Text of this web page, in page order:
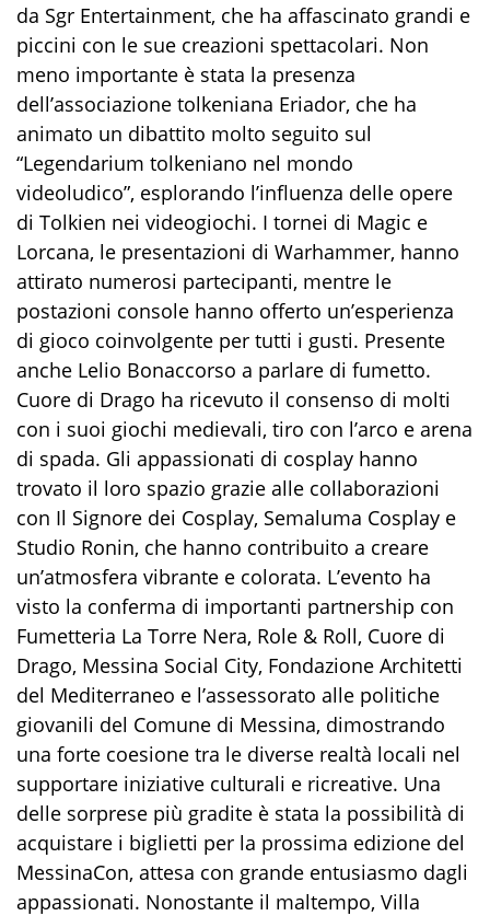
da Sgr Entertainment, che ha affascinato grandi e
piccini con le sue creazioni spettacolari. Non
meno importante è stata la presenza
dell’associazione tolkeniana Eriador, che ha
animato un dibattito molto seguito sul
“Legendarium tolkeniano nel mondo
videoludico”, esplorando l’influenza delle opere
di Tolkien nei videogiochi. I tornei di Magic e
Lorcana, le presentazioni di Warhammer, hanno
attirato numerosi partecipanti, mentre le
postazioni console hanno offerto un’esperienza
di gioco coinvolgente per tutti i gusti. Presente
anche Lelio Bonaccorso a parlare di fumetto.
Cuore di Drago ha ricevuto il consenso di molti
con i suoi giochi medievali, tiro con l’arco e arena
di spada. Gli appassionati di cosplay hanno
trovato il loro spazio grazie alle collaborazioni
con Il Signore dei Cosplay, Semaluma Cosplay e
Studio Ronin, che hanno contribuito a creare
un’atmosfera vibrante e colorata. L’evento ha
visto la conferma di importanti partnership con
Fumetteria La Torre Nera, Role & Roll, Cuore di
Drago, Messina Social City, Fondazione Architetti
del Mediterraneo e l’assessorato alle politiche
giovanili del Comune di Messina, dimostrando
una forte coesione tra le diverse realtà locali nel
supportare iniziative culturali e ricreative. Una
delle sorprese più gradite è stata la possibilità di
acquistare i biglietti per la prossima edizione del
MessinaCon, attesa con grande entusiasmo dagli
appassionati. Nonostante il maltempo, Villa